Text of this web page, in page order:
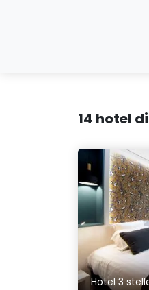
14 hotel
Hotel 3